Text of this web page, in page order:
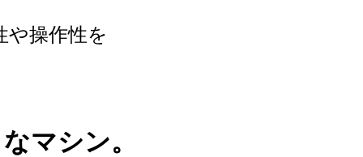
や操作性を
マシン。